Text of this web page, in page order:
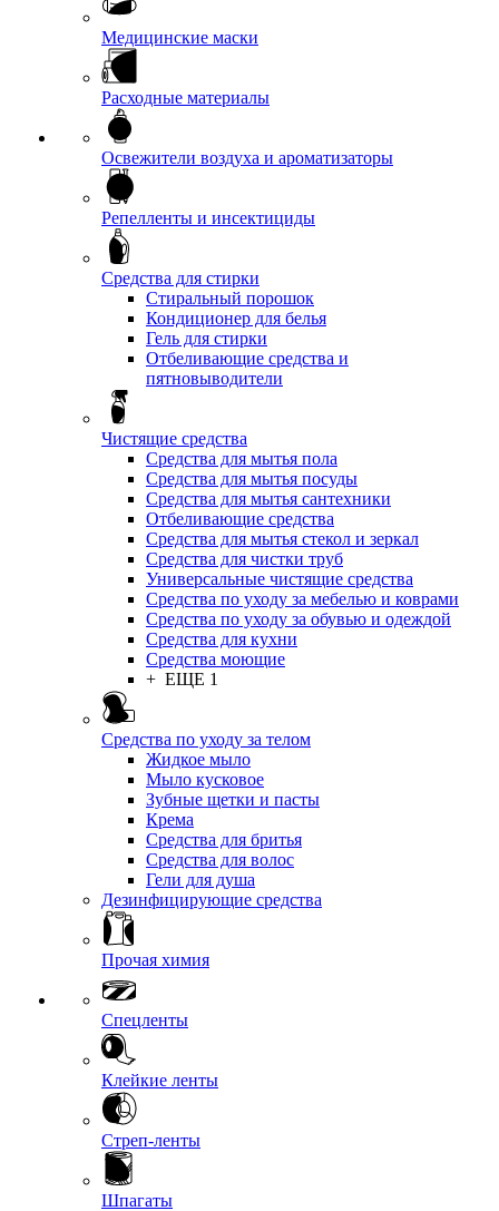
Медицинские маски
Расходные материалы
Освежители воздуха и ароматизаторы
Репелленты и инсектициды
Средства для стирки
Стиральный порошок
Кондиционер для белья
Гель для стирки
Отбеливающие средства и
пятновыводители
Чистящие средства
Средства для мытья пола
Средства для мытья посуды
Средства для мытья сантехники
Отбеливающие средства
Средства для мытья стекол и зеркал
Средства для чистки труб
Универсальные чистящие средства
Средства по уходу за мебелью и коврами
Средства по уходу за обувью и одеждой
Средства для кухни
Средства моющие
+ ЕЩЕ 1
Средства по уходу за телом
Жидкое мыло
Мыло кусковое
Зубные щетки и пасты
Крема
Средства для бритья
Средства для волос
Гели для душа
Дезинфицирующие средства
Прочая химия
Спецленты
Клейкие ленты
Стреп-ленты
Шпагаты